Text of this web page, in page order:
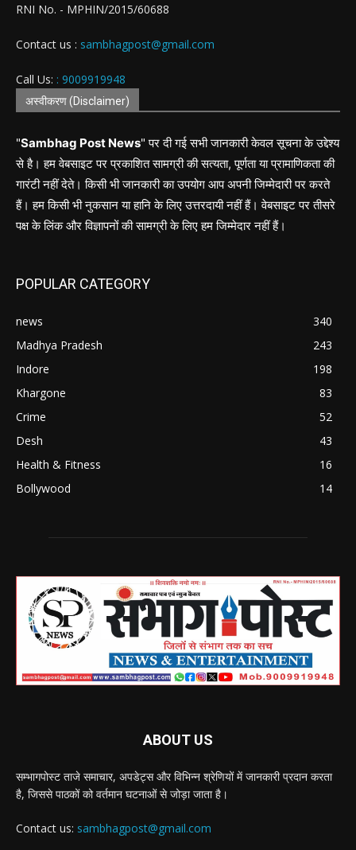
RNI No. - MPHIN/2015/60688
Contact us : sambhagpost@gmail.com
Call Us: : 9009919948
अस्वीकरण (Disclaimer)
"Sambhag Post News" पर दी गई सभी जानकारी केवल सूचना के उद्देश्य
से है। हम वेबसाइट पर प्रकाशित सामग्री की सत्यता, पूर्णता या प्रामाणिकता की
गारंटी नहीं देते। किसी भी जानकारी का उपयोग आप अपनी जिम्मेदारी पर करते
हैं। हम किसी भी नुकसान या हानि के लिए उत्तरदायी नहीं हैं। वेबसाइट पर तीसरे
पक्ष के लिंक और विज्ञापनों की सामग्री के लिए हम जिम्मेदार नहीं हैं।
POPULAR CATEGORY
news
340
Madhya Pradesh
243
Indore
198
Khargone
83
Crime
52
Desh
43
Health & Fitness
16
Bollywood
14
ABOUT US
सम्भागपोस्ट ताजे समाचार, अपडेट्स और विभिन्न श्रेणियों में जानकारी प्रदान करता
है, जिससे पाठकों को वर्तमान घटनाओं से जोड़ा जाता है।
Contact us: sambhagpost@gmail.com